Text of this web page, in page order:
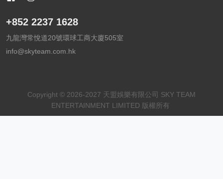
+852 2237 1628
九龍灣常悅道20號環球工商大廈505室
info@skyteam.com.hk
Copyright © 2026-2027 天盟娛樂有限公司 SKY TEAM
ENTERTAINMENT LIMITED 版權所有